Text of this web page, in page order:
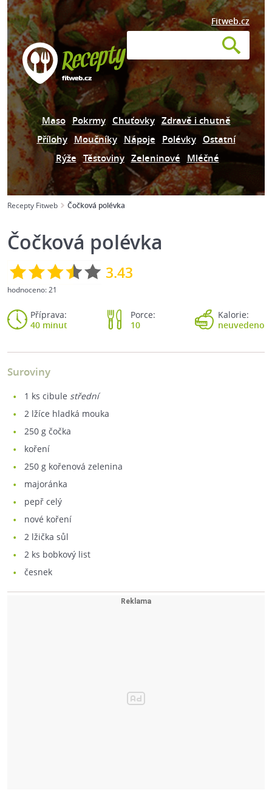
Fitweb.cz
Maso Pokrmy Chuťovky Zdravě i chutně
Přílohy Moučníky Nápoje Polévky Ostatní
Rýže Těstoviny Zeleninové Mléčné
Recepty Fitweb Čočková polévka
Čočková polévka
3.43
hodnoceno:21
Příprava:
40 minut
Porce:
10
Kalorie:
neuvedeno
Suroviny
1 ks cibule střední
2 lžíce hladká mouka
250 g čočka
koření
250 g kořenová zelenina
majoránka
pepř celý
nové koření
2 lžička sůl
2 ks bobkový list
česnek